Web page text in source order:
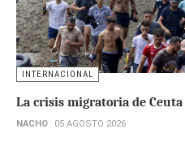
INTERNACIONAL
La crisis migratoria de Ceuta
NACHO 05 AGOSTO 2026